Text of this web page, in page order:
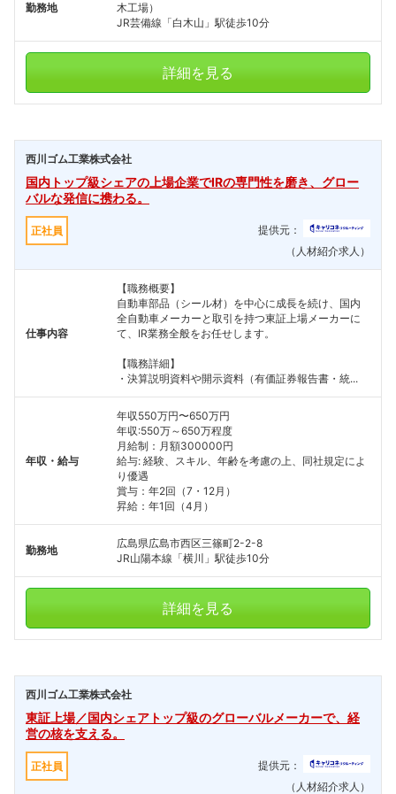
勤務地
木工場）
JR芸備線「白木山」駅徒歩10分
詳細を見る
西川ゴム工業株式会社
国内トップ級シェアの上場企業でIRの専門性を磨き、グロー
バルな発信に携わる。
正社員
提供元：
（人材紹介求人）
仕事内容
【職務概要】
自動車部品（シール材）を中心に成長を続け、国内
全自動車メーカーと取引を持つ東証上場メーカーに
て、IR業務全般をお任せします。
【職務詳細】
・決算説明資料や開示資料（有価証券報告書・統...
年収・給与
年収550万円〜650万円
年収:550万～650万程度
月給制：月額300000円
給与: 経験、スキル、年齢を考慮の上、同社規定によ
り優遇
賞与：年2回（7・12月）
昇給：年1回（4月）
勤務地
広島県広島市西区三篠町2-2-8
JR山陽本線「横川」駅徒歩10分
詳細を見る
西川ゴム工業株式会社
東証上場／国内シェアトップ級のグローバルメーカーで、経
営の核を支える。
正社員
提供元：
（人材紹介求人）